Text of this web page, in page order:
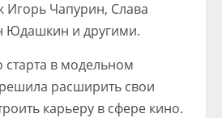
Игорь Чапурин, Слава
Юдашкин и другими.
в модельном
расширить свои
карьеру в сфере кино.